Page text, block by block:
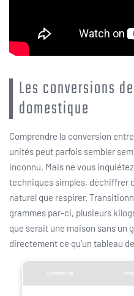
Les conversions
domestique
Comprendre la conversion
unités peut parfois sembler
inconnu. Mais ne vous
techniques simples, déchiffrer
naturel que respirer.
grammes par-ci, plusieurs
que serait une maison sans un
directement ce qu’un tableau
Grammes (g)